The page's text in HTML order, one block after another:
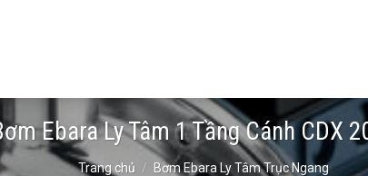
Ebara Ly Tâm 1 Tầng Cánh CDX
Trang chủ / Bơm Ebara Ly Tâm Trục Ngang